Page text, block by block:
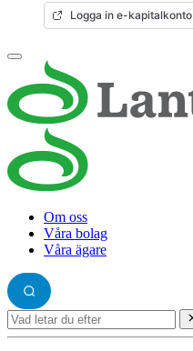
Logga in e-kapitalkonto
Om oss
Våra bolag
Våra ägare